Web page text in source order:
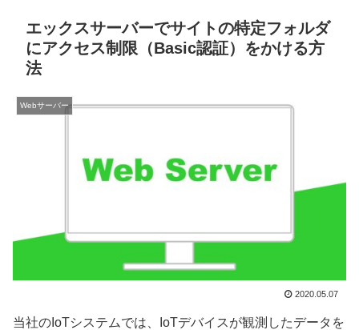
エックスサーバーでサイトの特定フォルダ
にアクセス制限（Basic認証）をかける方
法
Webサーバー
2020.05.07
当社のIoTシステムでは、IoTデバイスが観測したデータを